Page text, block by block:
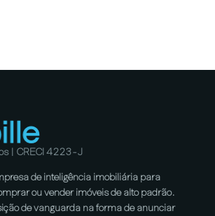
| CRECI 4223-J
de inteligência imobiliária para
ou vender imóveis de alto padrão.
de vanguarda na forma de anunciar